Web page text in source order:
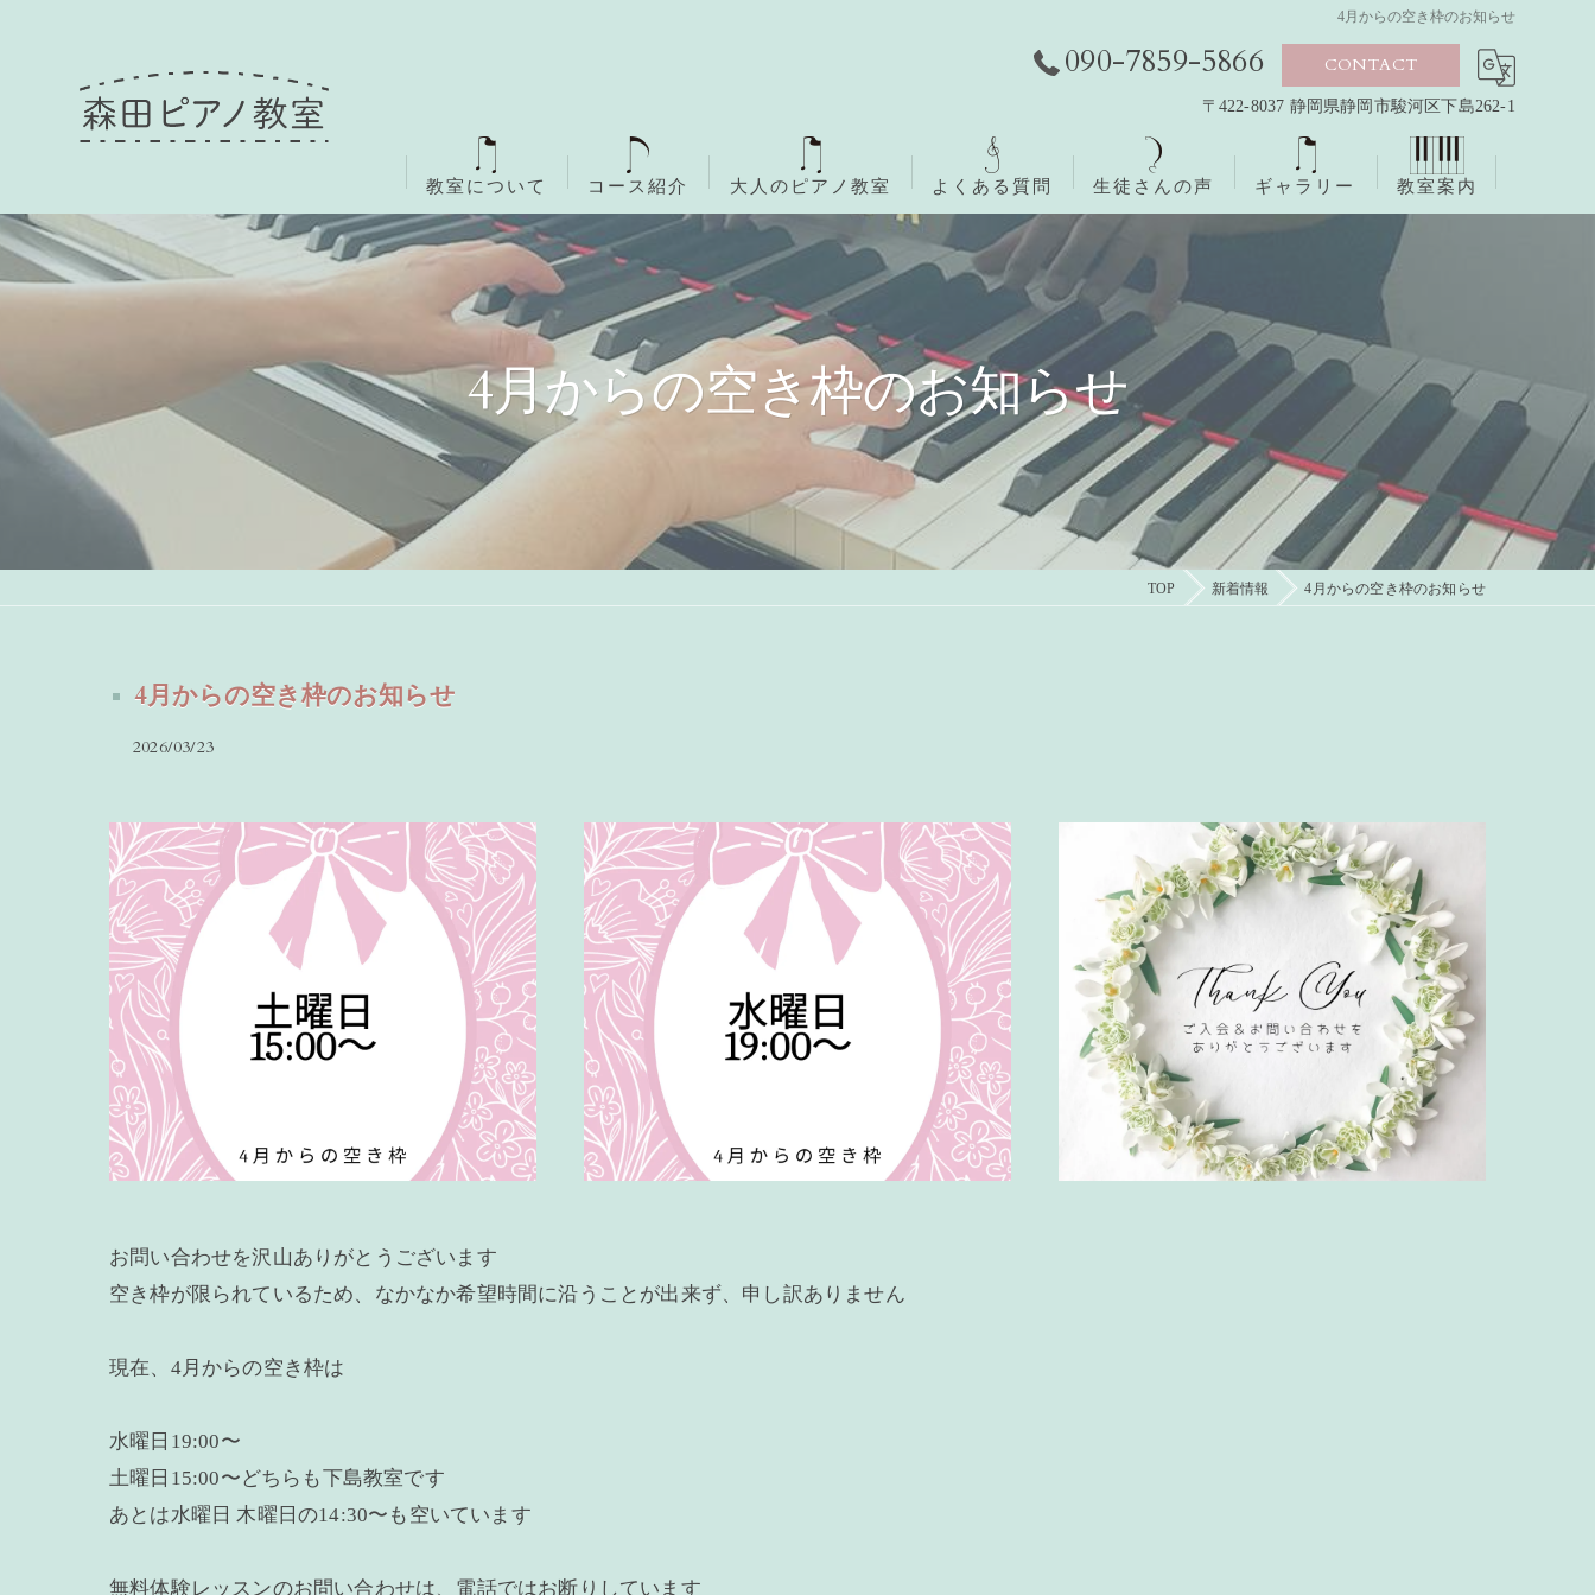
4月からの空き枠のお知らせ
090-7859-5866 CONTACT
〒422-8037 静岡県静岡市駿河区下島262-1
教室について コース紹介
無料体験レッスン
ご入会までの流れ
大人のピアノ教室 よくある質問 生徒さんの声 ギャラリー 教室案内
4月からの空き枠のお知らせ
TOP 新着情報 4月からの空き枠のお知らせ
4月からの空き枠のお知らせ
2026/03/23
お問い合わせを沢山ありがとうございます
空き枠が限られているため、なかなか希望時間に沿うことが出来ず、申し訳ありません
現在、4月からの空き枠は
水曜日19:00〜
土曜日15:00〜どちらも下島教室です
あとは水曜日 木曜日の14:30〜も空いています
無料体験レッスンのお問い合わせは、電話ではお断りしています